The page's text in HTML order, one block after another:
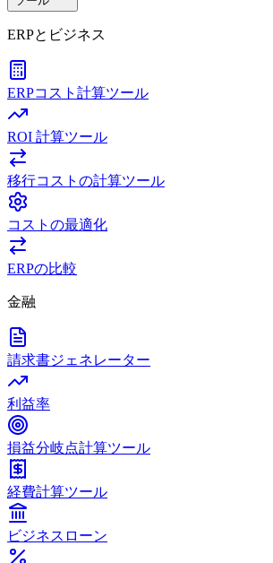
ERPとビジネス
ERPコスト計算ツール
ROI 計算ツール
移行コストの計算ツール
コストの最適化
ERPの比較
金融
請求書ジェネレーター
利益率
損益分岐点計算ツール
経費計算ツール
ビジネスローン